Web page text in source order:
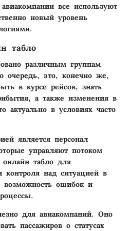
все используют
новый уровень
табло
различным группам
очередь, это, конечно же,
в курсе рейсов, знать
а также изменения в
актуально в условиях часто
является персонал
управляют потоком
онлайн табло для
контроля над ситуацией в
возможность ошибок и
для авиакомпаний. Оно
пассажиров о статусах